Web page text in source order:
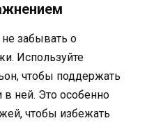
забывать о
Используйте
чтобы поддержать
в ней. Это особенно
чтобы избежать